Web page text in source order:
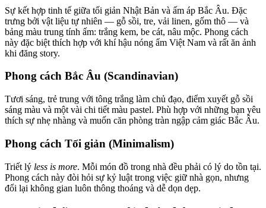
Sự kết hợp tinh tế giữa tối giản Nhật Bản và ấm áp Bắc Âu. Đặc
trưng bởi vật liệu tự nhiên — gỗ sồi, tre, vải linen, gốm thô — và
bảng màu trung tính ấm: trắng kem, be cát, nâu mộc. Phong cách
này đặc biệt thích hợp với khí hậu nóng ẩm Việt Nam và rất ăn ảnh
khi đăng story.
Phong cách Bắc Âu (Scandinavian)
Tươi sáng, trẻ trung với tông trắng làm chủ đạo, điểm xuyết gỗ sồi
sáng màu và một vài chi tiết màu pastel. Phù hợp với những bạn yêu
thích sự nhẹ nhàng và muốn căn phòng tràn ngập cảm giác Bắc Âu.
Phong cách Tối giản (Minimalism)
Triết lý less is more. Mỗi món đồ trong nhà đều phải có lý do tồn tại.
Phong cách này đòi hỏi sự kỷ luật trong việc giữ nhà gọn, nhưng
đổi lại không gian luôn thông thoáng và dễ dọn dẹp.